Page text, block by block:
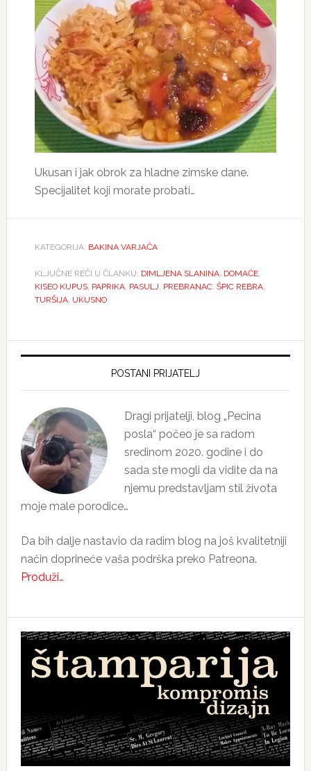
Ukusan i jak obrok za hladne zimske dane.
Specijalitet koji morate probati…
KATEGORIJA: BAKINA VARJAČA
KLJUČNE REČI U ČLANKU: DIMLJENA SLANINA, DOMAĆE,
KISEO KUPUS, PAPRIKA, PASULJ PREBRANAC, ŠPIC REBRA,
TURŠIJA, UKUSNO
Primary
POSTANI PRIJATELJ
Dragi prijatelji, blog „Pecina
posla“ počeo je sa radom
sredinom 2020. godine i do
sada ste mogli da vidite da na
njemu predstavljam stil života
moje male porodice…
Da bih dalje nastavio da radim blog na još kvalitetniji
način doprineće vaša podrška preko Patreona.
Produži…